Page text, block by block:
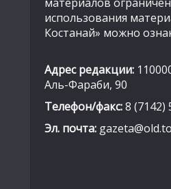
использования
Костанай» можно
Адрес редакции:
Аль-Фараби, 90
Телефон/факс:8 (7142)
Эл. почта: